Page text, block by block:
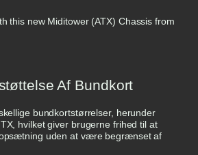
this new Miditower (ATX) Chassis from
Af Bundkort
bundkortstørrelser, herunder
hvilket giver brugerne frihed til at
uden at være begrænset af